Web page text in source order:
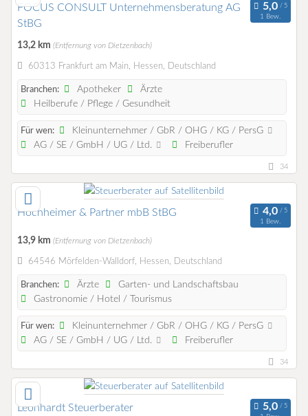
FOCUS CONSULT Unternehmensberatung AG
StBG
1 Bew.
13,2 km (Entfernung von Dietzenbach)
60313 Frankfurt am Main, Hessen, Deutschland
Branchen: Apotheker
Ärzte
Heilberufe / Pflege / Gesundheit
Für wen:
Kleinunternehmer / GbR / OHG / KG / PersG
AG / SE / GmbH / UG / Ltd.
Freiberufler
34
Hochheimer & Partner mbB StBG
1 Bew.
13,9 km (Entfernung von Dietzenbach)
64546 Mörfelden-Walldorf, Hessen, Deutschland
Branchen: Ärzte
Garten- und Landschaftsbau
Gastronomie / Hotel / Tourismus
Für wen:
Kleinunternehmer / GbR / OHG / KG / PersG
AG / SE / GmbH / UG / Ltd.
Freiberufler
34
Leonhardt Steuerberater